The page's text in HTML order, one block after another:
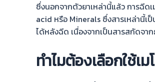
ซึ่งนอกจากตัวยาเหล่านี้แล้ว การฉีด
acid หรือ Minerals ซึ่งสารเหล่านี้เ
ได้หลังฉีด เนื่องจากเป็นสารสกัดจา
ทำไมต้องเลือกใช้เ